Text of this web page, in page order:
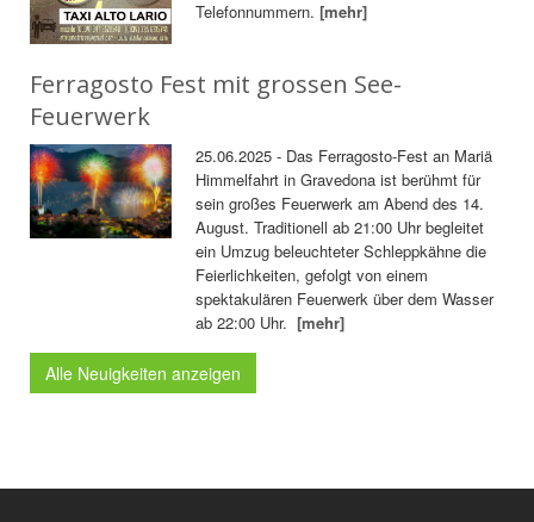
Telefonnummern.[mehr]
Ferragosto Fest mit grossen See-
Feuerwerk
25.06.2025 - Das Ferragosto-Fest an Mariä
Himmelfahrt in Gravedona ist berühmt für
sein großes Feuerwerk am Abend des 14.
August. Traditionell ab 21:00 Uhr begleitet
ein Umzug beleuchteter Schleppkähne die
Feierlichkeiten, gefolgt von einem
spektakulären Feuerwerk über dem Wasser
ab 22:00 Uhr.[mehr]
Alle Neuigkeiten anzeigen